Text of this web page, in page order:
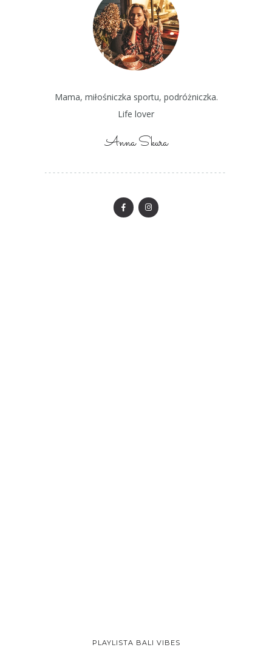
Mama, miłośniczka sportu, podróżniczka.
Life lover
Anna Skura
PLAYLISTA BALI VIBES